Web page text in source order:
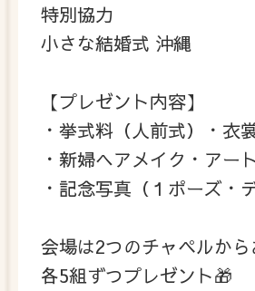
特別協力
小さな結婚式 沖縄
【プレゼント内容】
・挙式料（人前式）・衣
・新婦ヘアメイク・アー
・記念写真（１ポーズ・
会場は2つのチャペルから
各5組ずつプレゼント🎁